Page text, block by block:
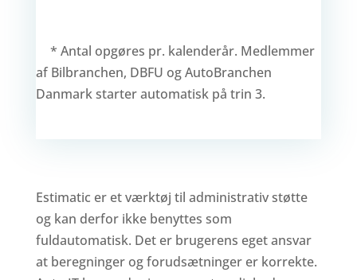
* Antal opgøres pr. kalenderår. Medlemmer
af Bilbranchen, DBFU og AutoBranchen
Danmark starter automatisk på trin 3.
Estimatic er et værktøj til administrativ støtte
og kan derfor ikke benyttes som
fuldautomatisk. Det er brugerens eget ansvar
at beregninger og forudsætninger er korrekte.